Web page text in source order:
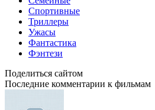
Спортивные
Триллеры
Ужасы
Фантастика
Фэнтези
Поделиться сайтом
Последние комментарии к фильмам